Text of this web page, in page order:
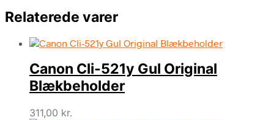
Relaterede varer
Canon Cli-521y Gul Original
Blækbeholder
311,00 kr.